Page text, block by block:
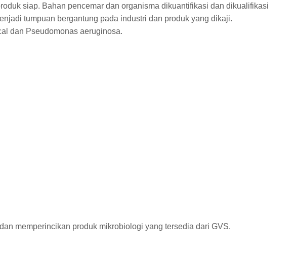
siap. Bahan pencemar dan organisma dikuantifikasi dan dikualifikasi
tumpuan bergantung pada industri dan produk yang dikaji.
dan Pseudomonas aeruginosa.
memperincikan produk mikrobiologi yang tersedia dari GVS.